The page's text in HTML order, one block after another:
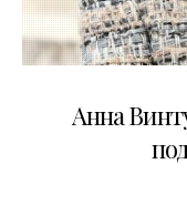
Анна